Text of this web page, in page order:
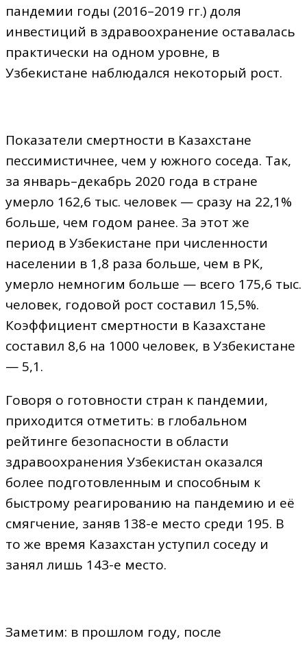
пандемии годы (2016–2019 гг.) доля
инвестиций в здравоохранение оставалась
практически на одном уровне, в
Узбекистане наблюдался некоторый рост.
Показатели смертности в Казахстане
пессимистичнее, чем у южного соседа. Так,
за январь–декабрь 2020 года в стране
умерло 162,6 тыс. человек — сразу на 22,1%
больше, чем годом ранее. За этот же
период в Узбекистане при численности
населении в 1,8 раза больше, чем в РК,
умерло немногим больше — всего 175,6 тыс.
человек, годовой рост составил 15,5%.
Коэффициент смертности в Казахстане
составил 8,6 на 1000 человек, в Узбекистане
— 5,1.
Говоря о готовности стран к пандемии,
приходится отметить: в глобальном
рейтинге безопасности в области
здравоохранения Узбекистан оказался
более подготовленным и способным к
быстрому реагированию на пандемию и её
смягчение, заняв 138-е место среди 195. В
то же время Казахстан уступил соседу и
занял лишь 143-е место.
Заметим: в прошлом году, после